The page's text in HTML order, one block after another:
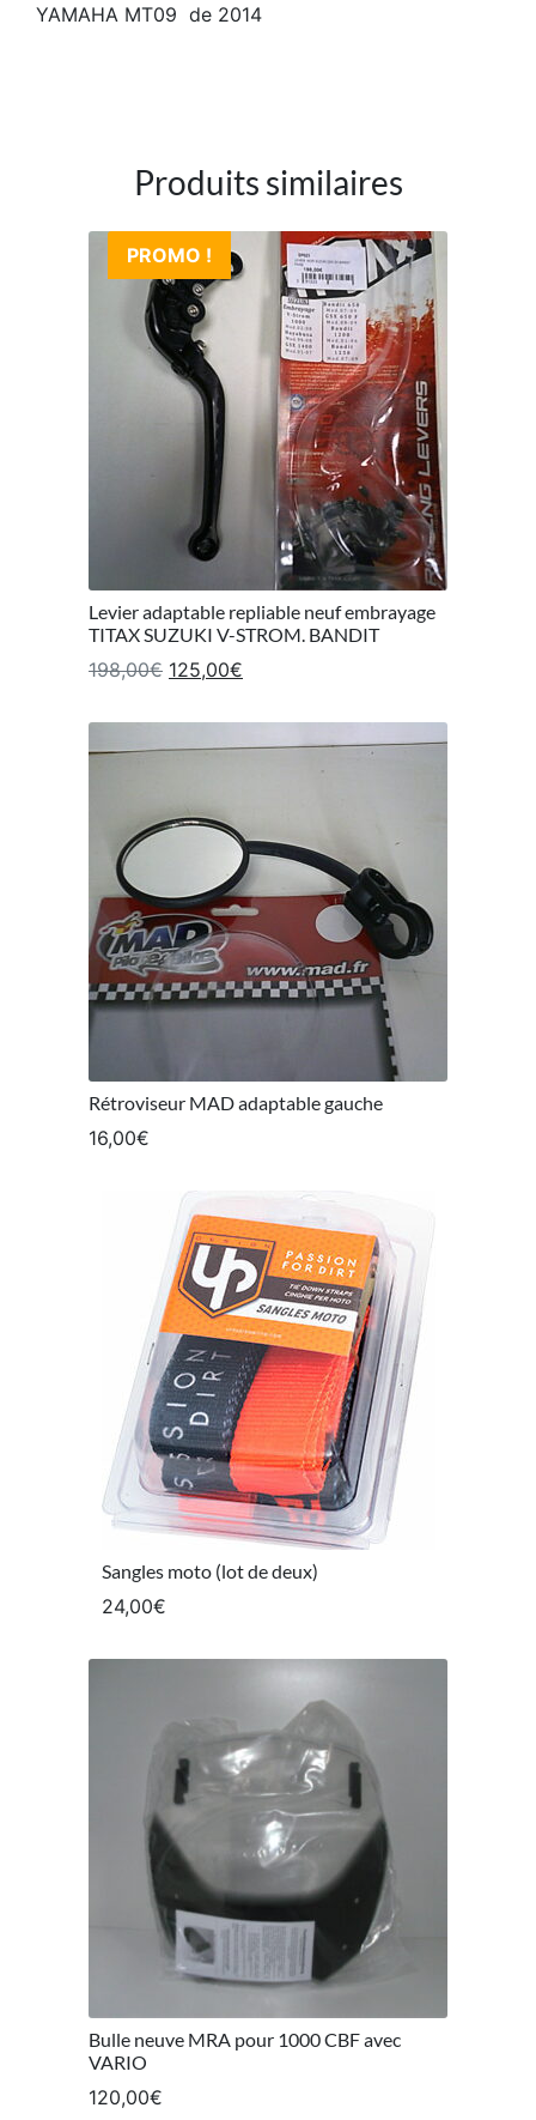
YAMAHA MT09 de 2014
Produits similaires
PROMO !
Levier adaptable repliable neuf embrayage
TITAX SUZUKI V-STROM. BANDIT
198,00€ Le prix initial était : 198,00€.
125,00€
Rétroviseur MAD adaptable gauche
16,00€
Sangles moto (lot de deux)
24,00€
Bulle neuve MRA pour 1000 CBF avec
VARIO
120,00€